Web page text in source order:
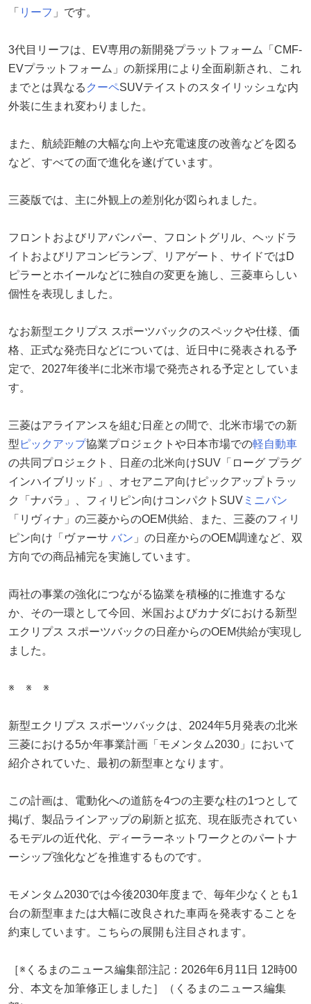
「 リーフ 」です。
3代目リーフは、EV専用の新開発プラットフォーム「CMF-
EVプラットフォーム」の新採用により全面刷新され、これ
までとは異なる クーペSUVテイストのスタイリッシュな内
外装に生まれ変わりました。
また、航続距離の大幅な向上や充電速度の改善などを図る
など、すべての面で進化を遂げています。
三菱版では、主に外観上の差別化が図られました。
フロントおよびリアバンパー、フロントグリル、ヘッドラ
イトおよびリアコンビランプ、リアゲート、サイドではD
ピラーとホイールなどに独自の変更を施し、三菱車らしい
個性を表現しました。
なお新型エクリプス スポーツバックのスペックや仕様、価
格、正式な発売日などについては、近日中に発表される予
定で、2027年後半に北米市場で発売される予定としていま
す。
三菱はアライアンスを組む日産との間で、北米市場での新
型 ピックアップ協業プロジェクトや日本市場での軽自動車
の共同プロジェクト、日産の北米向けSUV「ローグ プラグ
インハイブリッド」、オセアニア向けピックアップトラッ
ク「ナバラ」、フィリピン向けコンパクトSUV ミニバン
「リヴィナ」の三菱からのOEM供給、また、三菱のフィリ
ピン向け「ヴァーサ バン 」の日産からのOEM調達など、双
方向での商品補完を実施しています。
両社の事業の強化につながる協業を積極的に推進するな
か、その一環として今回、米国およびカナダにおける新型
エクリプス スポーツバックの日産からのOEM供給が実現し
ました。
※ ※ ※
新型エクリプス スポーツバックは、2024年5月発表の北米
三菱における5か年事業計画「モメンタム2030」において
紹介されていた、最初の新型車となります。
この計画は、電動化への道筋を4つの主要な柱の1つとして
掲げ、製品ラインアップの刷新と拡充、現在販売されてい
るモデルの近代化、ディーラーネットワークとのパートナ
ーシップ強化などを推進するものです。
モメンタム2030では今後2030年度まで、毎年少なくとも1
台の新型車または大幅に改良された車両を発表することを
約束しています。こちらの展開も注目されます。
［※くるまのニュース編集部注記：2026年6月11日 12時00
分、本文を加筆修正しました］（くるまのニュース編集